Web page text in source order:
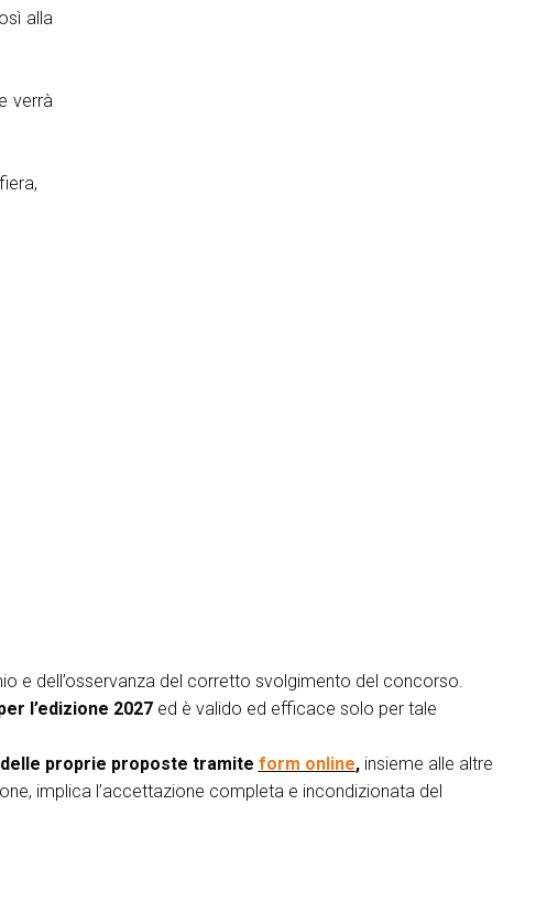
alla
verrà
e dell’osservanza del corretto svolgimento del concorso.
l’edizione 2027ed è valido ed efficace solo per tale
proprie proposte tramite form online,insieme alle altre
implica l’accettazione completa e incondizionata del